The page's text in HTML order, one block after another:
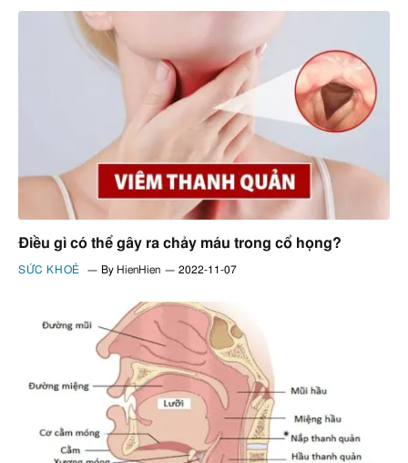
Điều gì có thể gây ra chảy máu trong cổ họng?
SỨC KHOẺ By HienHien 2022-11-07